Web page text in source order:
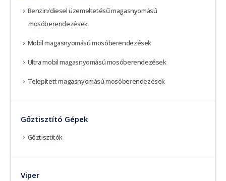
Benzin/diesel üzemeltetésű magasnyomású
mosóberendezések
Mobil magasnyomású mosóberendezések
Ultra mobil magasnyomású mosóberendezések
Telepített magasnyomású mosóberendezések
Gőztisztító Gépek
Gőztisztítók
Viper